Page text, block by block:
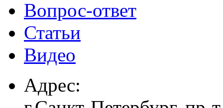
Вопрос-ответ
Статьи
Видео
Адрес: